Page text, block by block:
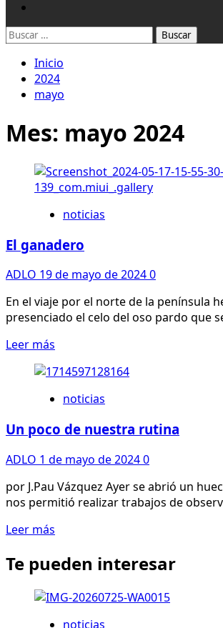
Buscar:
Inicio
2024
mayo
Mes: mayo 2024
noticias
El ganadero
ADLO 19 de mayo de 20240
En el viaje por el norte de la península
presenciado el celo del oso pardo que
Leer más
sobre
ganadero
noticias
Un poco de nuestra rutina
ADLO 1 de mayo de 20240
por J.Pau Vázquez Ayer se abrió un
nos permitió realizar trabajos de
Leer más
sobre
poco
de
nuestra
Te pueden interesar
noticias